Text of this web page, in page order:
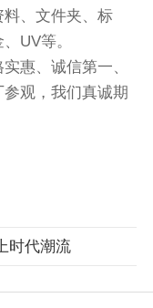
、文件夹、标
UV等。
惠、诚信第一、
观，我们真诚期
时代潮流